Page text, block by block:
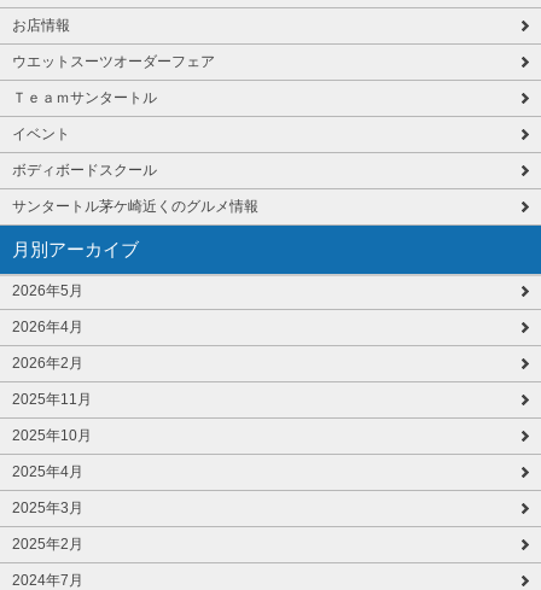
お店情報
ウエットスーツオーダーフェア
Ｔｅａｍサンタートル
イベント
ボディボードスクール
サンタートル茅ケ崎近くのグルメ情報
月別アーカイブ
2026年5月
2026年4月
2026年2月
2025年11月
2025年10月
2025年4月
2025年3月
2025年2月
2024年7月